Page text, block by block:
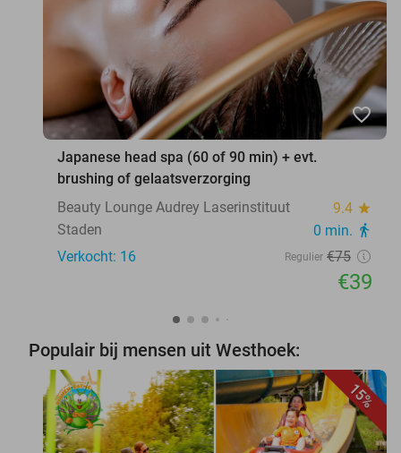
favorite_border
Japanese head spa (60 of 90 min) + evt.
brushing of gelaatsverzorging
Beauty Lounge Audrey Laserinstituut
9.4 star
Staden 0 min. directions_walk
Verkocht: 16 Regulier €75
€39
Populair bij mensen uit Westhoek:
15%